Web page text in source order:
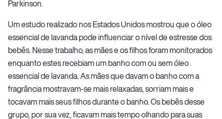
Parkinson.
Um estudo realizado nos Estados Unidos mostrou que o óleo
essencial de lavanda pode influenciar o nível de estresse dos
bebês. Nesse trabalho, as mães e os filhos foram monitorados
enquanto estes recebiam um banho com ou sem óleo
essencial de lavanda. As mães que davam o banho com a
fragrância mostravam-se mais relaxadas, sorriam mais e
tocavam mais seus filhos durante o banho. Os bebês desse
grupo, por sua vez, ficavam mais tempo olhando para suas